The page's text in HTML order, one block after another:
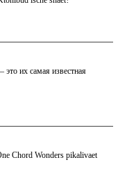
их самая известная
Chord Wonders pikalivaet